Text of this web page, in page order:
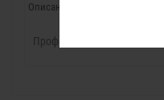
Описание
Профессиональная Фреза